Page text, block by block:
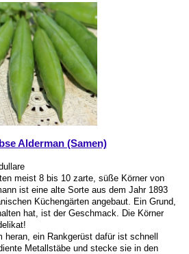
Alderman (Samen)
meist 8 bis 10 zarte, süße Körner von
ist eine alte Sorte aus dem Jahr 1893
Küchengärten angebaut. Ein Grund,
hat, ist der Geschmack. Die Körner
heran, ein Rankgerüst dafür ist schnell
Metallstäbe und stecke sie in den